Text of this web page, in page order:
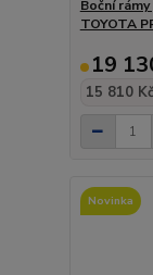
Boční
TOYOTA
19
15 810 Kč
Novinka